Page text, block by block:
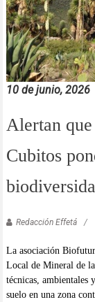
10 de junio, 2026
Alertan
Cubitos
Redacción Effetá
La asociación
Local de Mineral de
técnicas, ambientales
suelo en una zona